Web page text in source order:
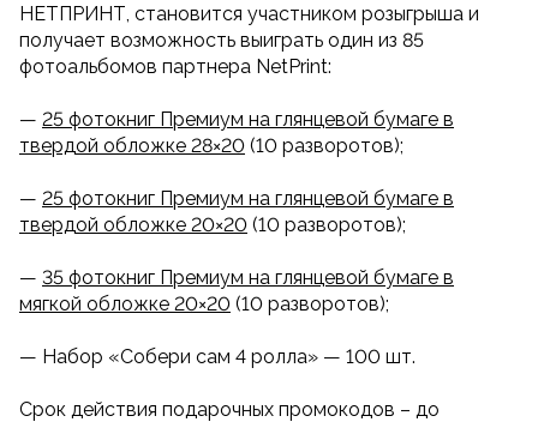
НЕТПРИНТ, становится участником розыгрыша и
получает возможность выиграть один из 85
фотоальбомов партнера NetPrint:
— 25 фотокниг Премиум на глянцевой бумаге в
твердой обложке 28×20 (10 разворотов);
— 25 фотокниг Премиум на глянцевой бумаге в
твердой обложке 20×20 (10 разворотов);
— 35 фотокниг Премиум на глянцевой бумаге в
мягкой обложке 20×20 (10 разворотов);
— Набор «Собери сам 4 ролла» — 100 шт.
Срок действия подарочных промокодов – до